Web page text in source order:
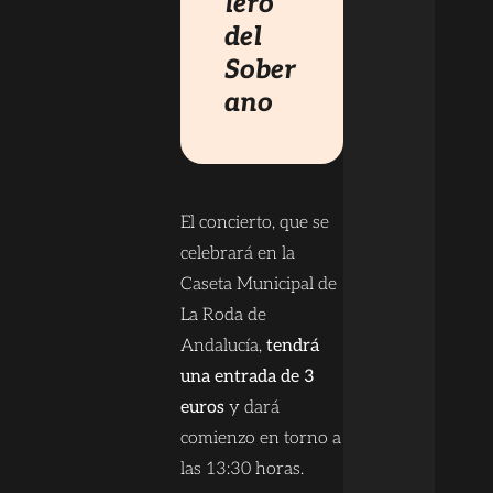
del
Sober
ano
El concierto, que se
celebrará en la
Caseta Municipal de
La Roda de
Andalucía,tendrá
una entrada de 3
euros y dará
comienzo en torno a
las 13:30 horas.